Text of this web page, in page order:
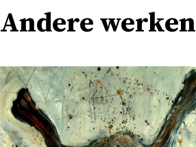
Andere werken